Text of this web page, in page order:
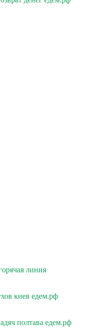
линия
киев едем.рф
полтава едем.рф